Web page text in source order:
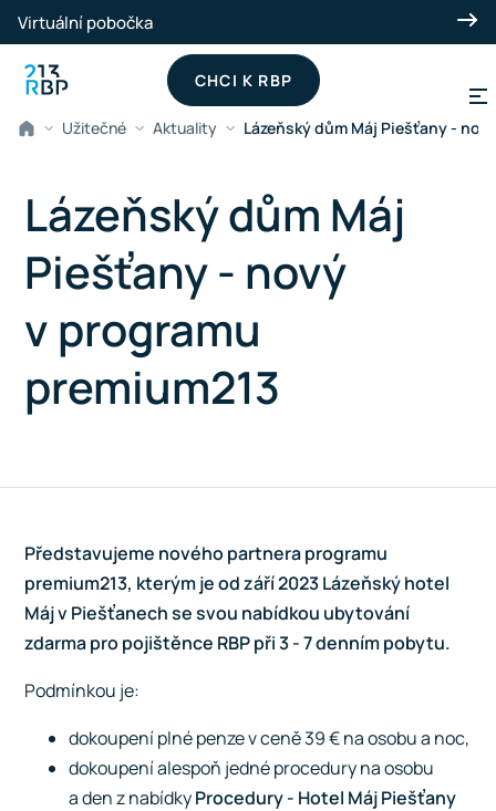
Přeskočit na hlavní obsah
Virtuální pobočka
CHCI K RBP
Užitečné Aktuality Lázeňský dům Máj Piešťany -
Lázeňský dům Máj
Piešťany - nový
v programu
premium213
Představujeme nového partnera programu
premium213, kterým je od září 2023Lázeňský hotel
Májv Piešťanech se svou nabídkou ubytování
zdarma pro pojištěnce RBP při 3 - 7 denním pobytu.
Podmínkou je:
dokoupení plné penze v ceně 39 € na osobu a noc,
dokoupení alespoň jedné procedury na osobu
a den z nabídkyProcedury - Hotel Máj Piešťany